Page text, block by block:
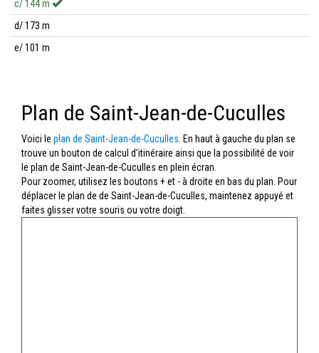
c/ 144 m
d/ 173 m
e/ 101 m
Plan de Saint-Jean-de-Cuculles
Voici le plan de Saint-Jean-de-Cuculles . En haut à gauche du plan se
trouve un bouton de calcul d'itinéraire ainsi que la possibilité de voir
le plan de Saint-Jean-de-Cuculles en plein écran.
Pour zoomer, utilisez les boutons + et - à droite en bas du plan. Pour
déplacer le plan de de Saint-Jean-de-Cuculles, maintenez appuyé et
faites glisser votre souris ou votre doigt.